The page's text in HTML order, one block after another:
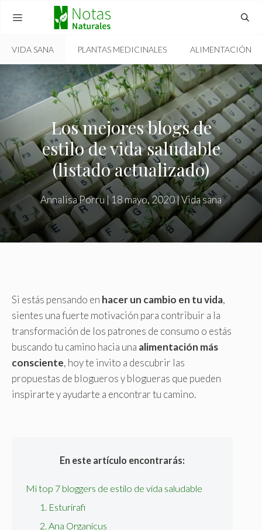
MENU
VIDA SANA PLANTAS MEDICINALES ALIMENTACIÓN
Los mejores blogs de
estilo de vida saludable
(listado actualizado)
Annalisa Porru|18 mayo, 2020|Vida sana
Si estás pensando en hacer un cambio en tu vida,
sientes una fuerte motivación para contribuir a la
transformación de los patrones de consumo o estás
buscando tu camino hacia una alimentación más
consciente, hoy te invito a descubrir las
propuestas de blogueros y blogueras que pueden
inspirarte y ayudarte a encontrar tu camino.
En este artículo encontrarás:
Mi top 7 bloggers de estilo de vida saludable
1. Esturirafi
2. Ana Organicus